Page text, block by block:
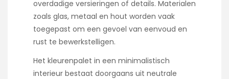
overdadige versieringen of details. Materialen
zoals glas, metaal en hout worden vaak
toegepast om een gevoel van eenvoud en
rust te bewerkstelligen.
Het kleurenpalet in een minimalistisch
interieur bestaat doorgaans uit neutrale